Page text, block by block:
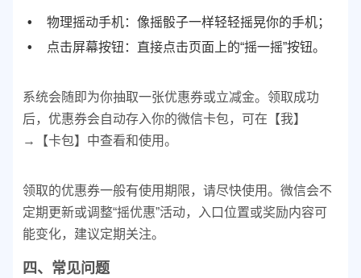
物理摇动手机：像摇骰子一样轻轻摇晃你的手机；
点击屏幕按钮：直接点击页面上的“摇一摇”按钮。
系统会随即为你抽取一张优惠券或立减金。 领取成功
后，优惠券会自动存入你的微信卡包，可在【我】
→【卡包】中查看和使用。
领取的优惠券一般有使用期限，请尽快使用。 微信会不
定期更新或调整“摇优惠”活动，入口位置或奖励内容可
能变化，建议定期关注。
四、常见问题